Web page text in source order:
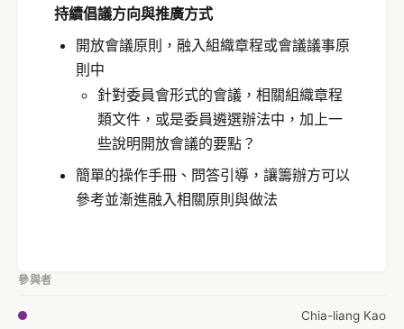
持續倡議方向與推廣方式
開放會議原則，融入組織章程或會議議事原
則中
針對委員會形式的會議，相關組織章程
類文件，或是委員遴選辦法中，加上一
些說明開放會議的要點？
簡單的操作手冊、問答引導，讓籌辦方可以
參考並漸進融入相關原則與做法
參與者
Chia-liang Kao